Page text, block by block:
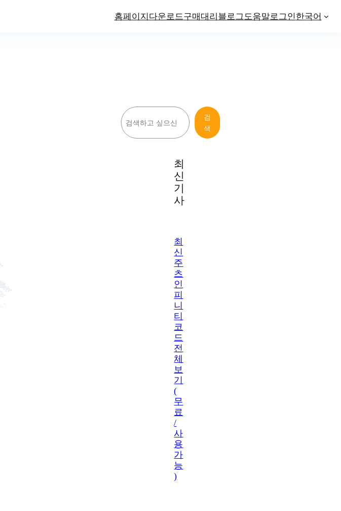
홈페이지다운로드구매대리블로그 도움말로그인한국어
검
색
검
색
최
신
기
사
최
신
주
츠
인
피
니
티
코
드
전
체
보
기
(
무
료
/
사
용
가
능
)